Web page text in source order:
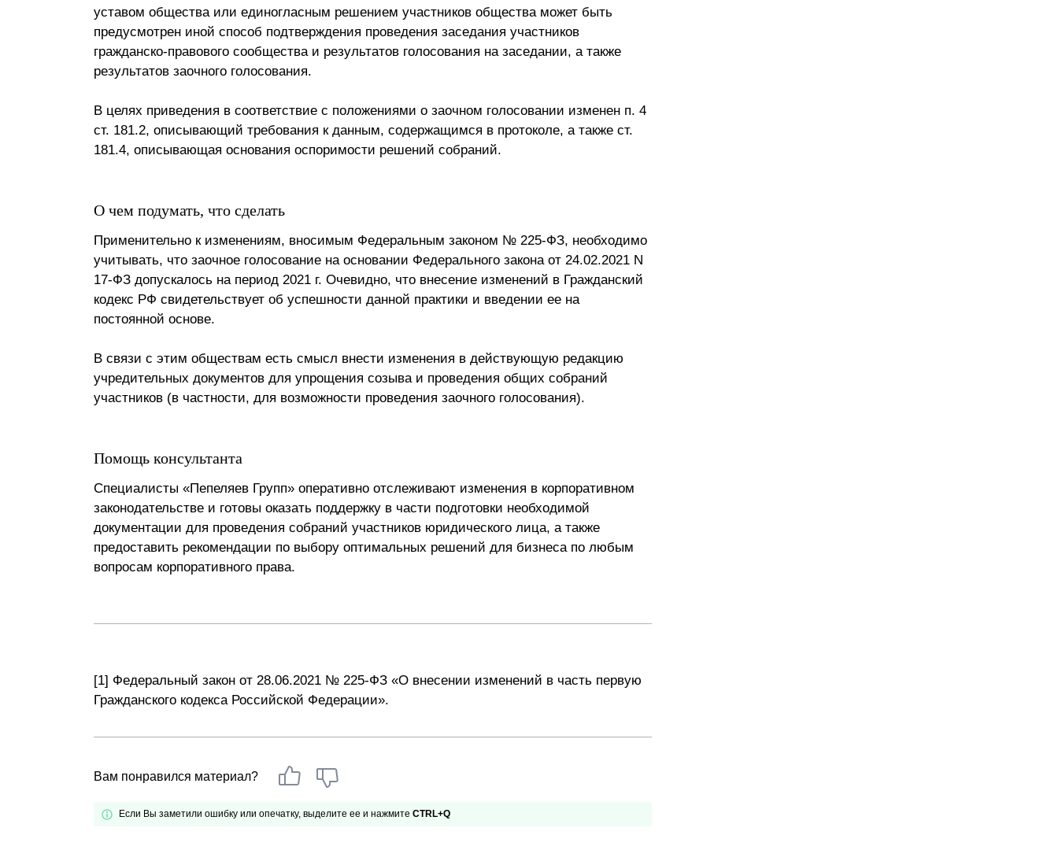
уставом общества или единогласным решением участников общества может быть
предусмотрен иной способ подтверждения проведения заседания участников
гражданско-правового сообщества и результатов голосования на заседании, а также
результатов заочного голосования.
В целях приведения в соответствие с положениями о заочном голосовании изменен п. 4
ст. 181.2, описывающий требования к данным, содержащимся в протоколе, а также ст.
181.4, описывающая основания оспоримости решений собраний.
О чем подумать, что сделать
Применительно к изменениям, вносимым Федеральным законом № 225-ФЗ, необходимо
учитывать, что заочное голосование на основании Федерального закона от 24.02.2021 N
17-ФЗ допускалось на период 2021 г. Очевидно, что внесение изменений в Гражданский
кодекс РФ свидетельствует об успешности данной практики и введении ее на
постоянной основе.
В связи с этим обществам есть смысл внести изменения в действующую редакцию
учредительных документов для упрощения созыва и проведения общих собраний
участников (в частности, для возможности проведения заочного голосования).
Помощь консультанта
Специалисты «Пепеляев Групп» оперативно отслеживают изменения в корпоративном
законодательстве и готовы оказать поддержку в части подготовки необходимой
документации для проведения собраний участников юридического лица, а также
предоставить рекомендации по выбору оптимальных решений для бизнеса по любым
вопросам корпоративного права.
[1] Федеральный закон от 28.06.2021 № 225-ФЗ «О внесении изменений в часть первую
Гражданского кодекса Российской Федерации».
Вам понравился материал?
Если Вы заметили ошибку или опечатку, выделите ее и нажмите CTRL+Q